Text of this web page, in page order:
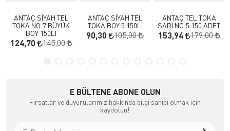
ANTAÇ SİYAH TEL
TOKA NO:7 BÜYÜK
BOY 150Lİ
124,70 145,00
ANTAÇ SİYAH TEL
TOKA BOY:5 150Lİ
90,30 105,00
ANTAÇ TEL TOKA
SARI NO:5 150 ADET
153,94 179,00
E BÜLTENE ABONE OLUN
Fırsatlar ve duyurularımız hakkında bilgi sahibi olmak için
kaydolun!